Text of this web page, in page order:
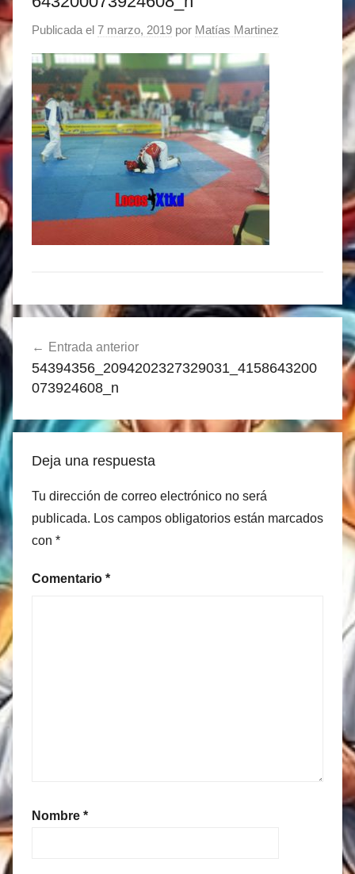
Publicada el 7 marzo, 2019 por Matías Martinez
Navegación
de
entradas
Entrada anterior
54394356_2094202327329031_4158643200
073924608_n
Deja una respuesta
Tu dirección de correo electrónico no será
publicada. Los campos obligatorios están marcados
con *
Comentario *
Nombre *